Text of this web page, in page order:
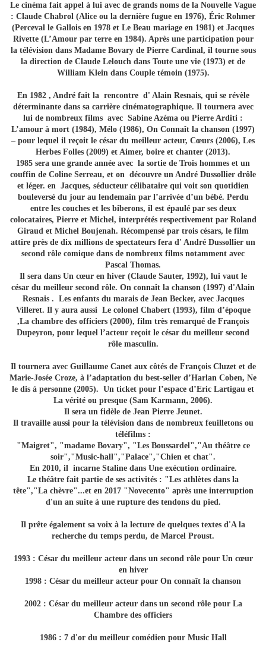
Le cinéma fait appel à lui avec de grands noms de la Nouvelle Vague
: Claude Chabrol (Alice ou la dernière fugue en 1976), Éric Rohmer
(Perceval le Gallois en 1978 et Le Beau mariage en 1981) et Jacques
Rivette (L’Amour par terre en 1984). Après une participation pour
la télévision dans Madame Bovary de Pierre Cardinal, il tourne sous
la direction de Claude Lelouch dans Toute une vie (1973) et de
William Klein dans Couple témoin (1975).
En 1982 , André fait la rencontre d' Alain Resnais, qui se révèle
déterminante dans sa carrière cinématographique. Il tournera avec
lui de nombreux films avec Sabine Azéma ou Pierre Arditi :
L’amour à mort (1984), Mélo (1986), On Connaît la chanson (1997)
– pour lequel il reçoit le césar du meilleur acteur, Cœurs (2006), Les
Herbes Folles (2009) et Aimer, boire et chanter (2013).
1985 sera une grande année avec la sortie de Trois hommes et un
couffin de Coline Serreau, et on découvre un André Dussollier drôle
et léger. en Jacques, séducteur célibataire qui voit son quotidien
bouleversé du jour au lendemain par l’arrivée d’un bébé. Perdu
entre les couches et les biberons, il est épaulé par ses deux
colocataires, Pierre et Michel, interprétés respectivement par Roland
Giraud et Michel Boujenah. Récompensé par trois césars, le film
attire près de dix millions de spectateurs fera d' André Dussollier un
second rôle comique dans de nombreux films notamment avec
Pascal Thomas.
Il sera dans Un cœur en hiver (Claude Sauter, 1992), lui vaut le
césar du meilleur second rôle. On connaît la chanson (1997) d'Alain
Resnais . Les enfants du marais de Jean Becker, avec Jacques
Villeret. Il y aura aussi Le colonel Chabert (1993), film d’époque
,La chambre des officiers (2000), film très remarqué de François
Dupeyron, pour lequel l’acteur reçoit le césar du meilleur second
rôle masculin.
Il tournera avec Guillaume Canet aux côtés de François Cluzet et de
Marie-Josée Croze, à l’adaptation du best-seller d’Harlan Coben, Ne
le dis à personne (2005). Un ticket pour l’espace d’Eric Lartigau et
La vérité ou presque (Sam Karmann, 2006).
Il sera un fidèle de Jean Pierre Jeunet.
Il travaille aussi pour la télévision dans de nombreux feuilletons ou
téléfilms :
"Maigret", "madame Bovary", "Les Boussardel","Au théâtre ce
soir","Music-hall","Palace","Chien et chat".
En 2010, il incarne Staline dans Une exécution ordinaire.
Le théâtre fait partie de ses activités : "Les athlètes dans la
tête","La chèvre"...et en 2017 "Novecento" après une interruption
d'un an suite à une rupture des tendons du pied.
Il prête également sa voix à la lecture de quelques textes d'A la
recherche du temps perdu, de Marcel Proust.
1993 : César du meilleur acteur dans un second rôle pour Un cœur
en hiver
1998 : César du meilleur acteur pour On connaît la chanson
2002 : César du meilleur acteur dans un second rôle pour La
Chambre des officiers
1986 : 7 d'or du meilleur comédien pour Music Hall